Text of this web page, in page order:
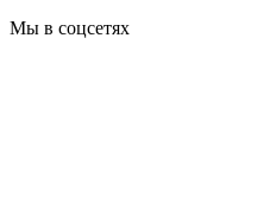
Мы в соцсетях